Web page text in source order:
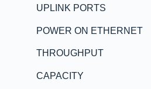
UPLINK PORTS
POWER ON ETHERNET
THROUGHPUT
CAPACITY